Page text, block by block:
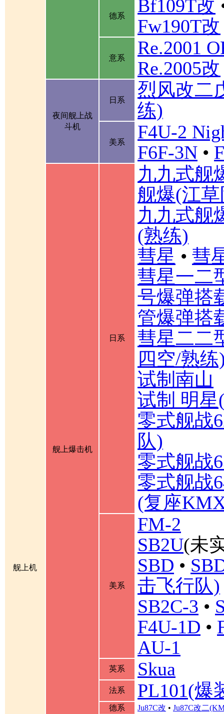
舰上机
德系 Bf109T改
Fw190T改
意系
Re.2001
Re.2005改
夜间舰上战
斗机
日系
烈风改二
练)
美系
F4U-2
F6F-3N •
舰上爆击机
日系
九九式舰
舰爆(江
九九式舰
(熟练)
彗星 • 彗
彗星一二
号爆弹搭
管爆弹搭
彗星二二
四空/熟练
试制南山
试制 明
零式舰战
队)
零式舰战
零式舰战
(复座
美系
FM-2
SB2U(未
SBD •
击飞行队)
SB2C-3 •
F4U-1D •
AU-1
英系 Skua
法系 PL101(爆
德系 Ju87C改 • Ju87C改二